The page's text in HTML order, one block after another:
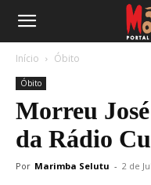
Início Óbito
Óbito
Morreu
da Rádio
Por Marimba Selutu - 2 de